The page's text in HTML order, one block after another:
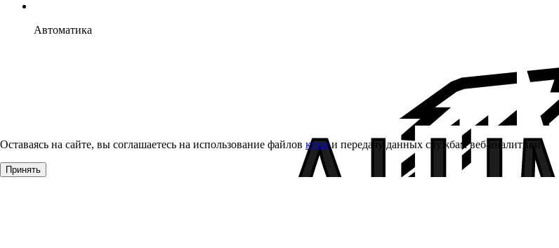
Автоматика
Оставаясь на сайте, вы соглашаетесь на использование файлов кукии передачу данных службам веб-аналитики
Принять